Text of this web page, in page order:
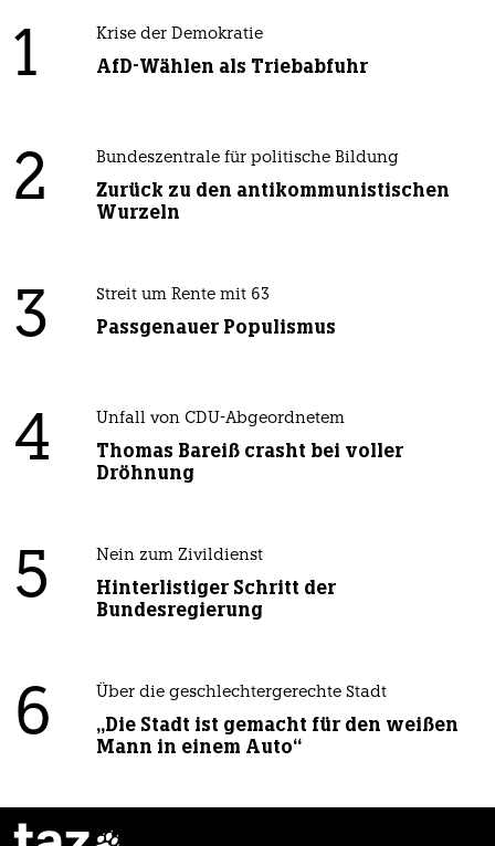
1 Krise der Demokratie
AfD-Wählen als Triebabfuhr
2 Bundeszentrale für politische Bildung
Zurück zu den antikommunistischen
Wurzeln
3 Streit um Rente mit 63
Passgenauer Populismus
4 Unfall von CDU-Abgeordnetem
Thomas Bareiß crasht bei voller
Dröhnung
5 Nein zum Zivildienst
Hinterlistiger Schritt der
Bundesregierung
6 Über die geschlechtergerechte Stadt
„Die Stadt ist gemacht für den weißen
Mann in einem Auto“